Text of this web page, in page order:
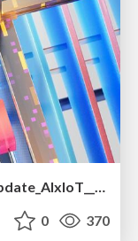
20251203_Azure_Local_and_IoT_Update_AIxIoT__1_.pdf
0 370